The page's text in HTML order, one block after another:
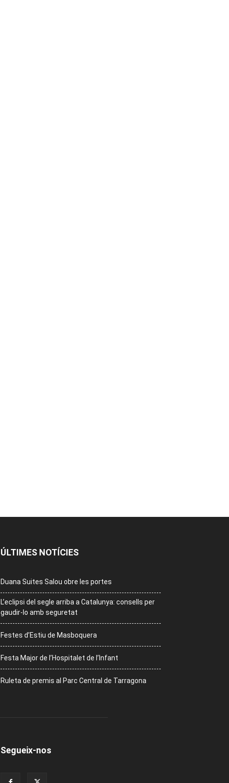
ÚLTIMES NOTÍCIES
Duana Suites Salou obre les portes
L’eclipsi del segle arriba a Catalunya: consells per
gaudir-lo amb seguretat
Festes d’Estiu de Masboquera
Festa Major de l’Hospitalet de l’Infant
Ruleta de premis al Parc Central de Tarragona
Segueix-nos